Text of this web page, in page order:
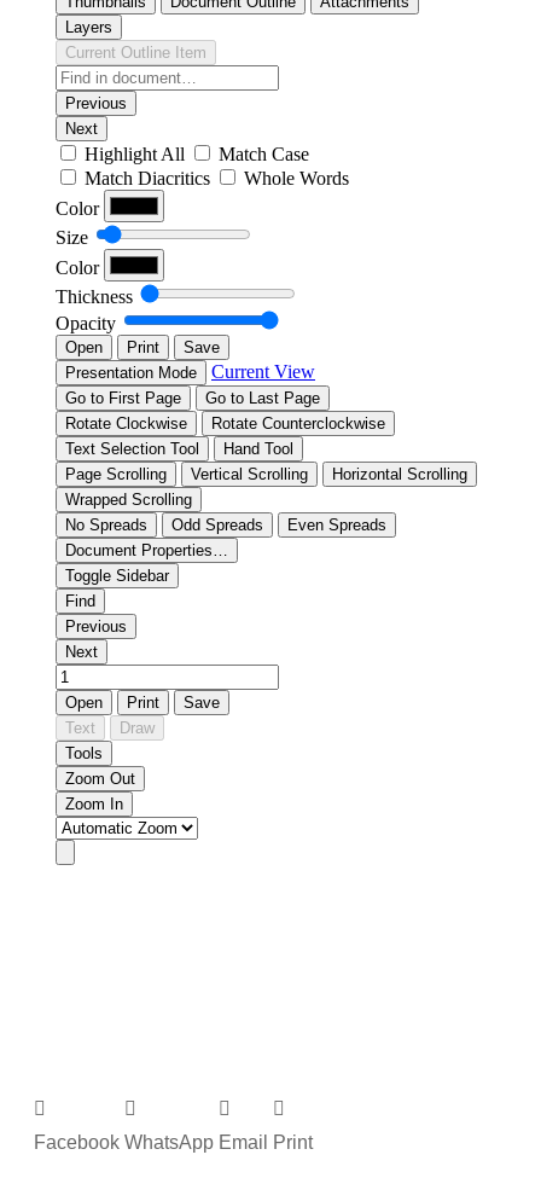
Facebook WhatsApp Email Print